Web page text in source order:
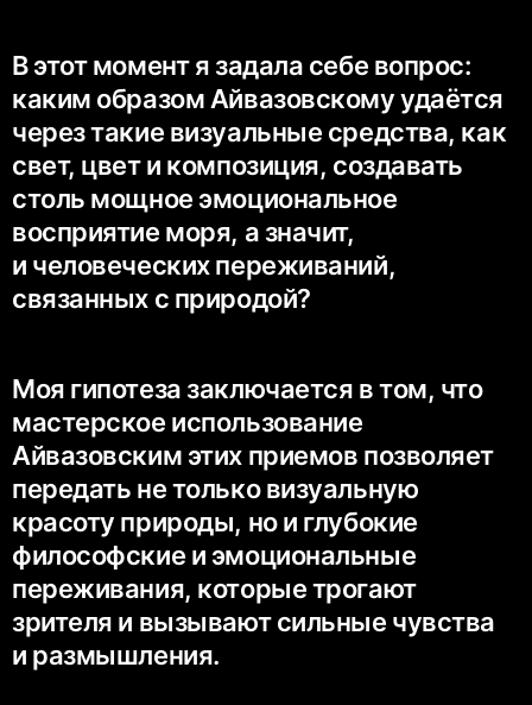
В этот момент я задала себе вопрос:
каким образом Айвазовскому удаётся
через такие визуальные средства, как
свет, цвет и композиция, создавать
столь мощное эмоциональное
восприятие моря, а значит,
и человеческих переживаний,
связанных с природой?
Моя гипотеза заключается в том, что
мастерское использование
Айвазовским этих приемов позволяет
передать не только визуальную
красоту природы, но и глубокие
философские и эмоциональные
переживания, которые трогают
зрителя и вызывают сильные чувства
и размышления.